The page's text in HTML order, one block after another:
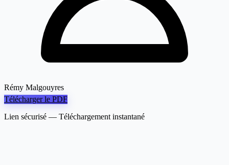
Rémy Malgouyres
Télécharger le PDF
Lien sécurisé — Téléchargement instantané